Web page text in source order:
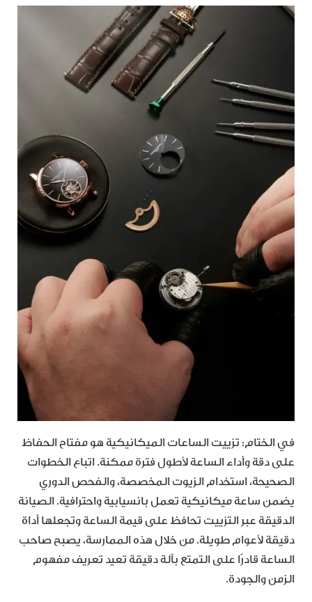
في الختام: تزييت الساعات الميكانيكية هو مفتاح الحفاظ
على دقة وأداء الساعة لأطول فترة ممكنة. اتباع الخطوات
الصحيحة، استخدام الزيوت المخصصة، والفحص الدوري
يضمن ساعة ميكانيكية تعمل بانسيابية واحترافية. الصيانة
الدقيقة عبر التزييت تحافظ على قيمة الساعة وتجعلها أداة
دقيقة لأعوام طويلة. من خلال هذه الممارسة، يصبح صاحب
الساعة قادرًا على التمتع بآلة دقيقة تعيد تعريف مفهوم
الزمن والجودة.